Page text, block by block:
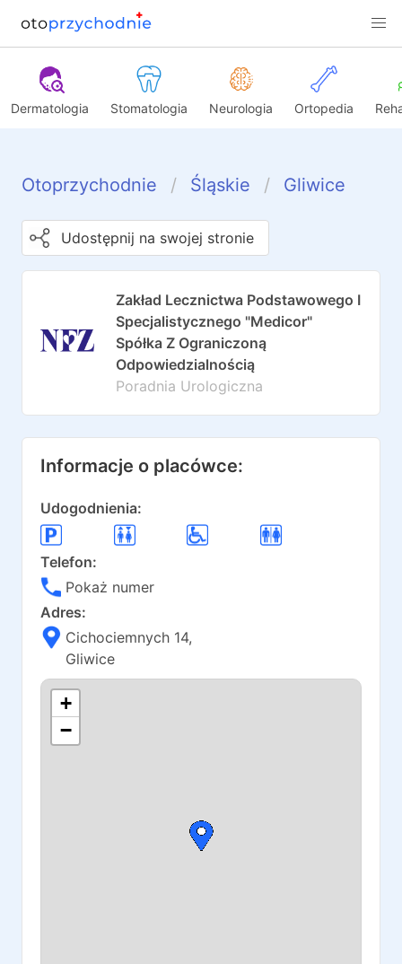
Dermatologia Stomatologia Neurologia Ortopedia
Otoprzychodnie Śląskie Gliwice
Udostępnij na swojej stronie
Zakład Lecznictwa Podstawowego I
Specjalistycznego "Medicor"
Spółka Z Ograniczoną
Odpowiedzialnością
Poradnia Urologiczna
Informacje o placówce:
Udogodnienia:
Telefon:
Pokaż numer
Adres:
Cichociemnych 14,
Gliwice
+
−